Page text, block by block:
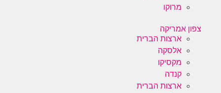
מרוקו
צפון אמריקה
ארצות הברית
אלסקה
מקסיקו
קנדה
ארצות הברית